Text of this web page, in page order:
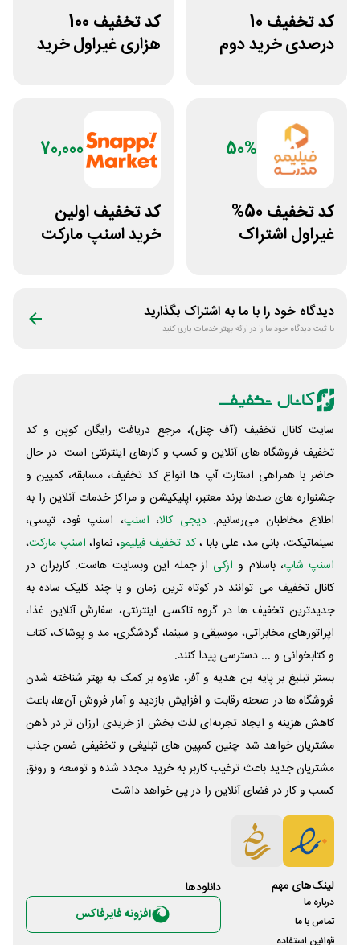
کد تخفیف 10
درصدی خرید دوم
کد تخفیف 100
هزاری غیراول خرید
50%
کد تخفیف 50%
غیراول اشتراک
70,000
کد تخفیف اولین
خرید اسنپ مارکت
دیدگاه خود را با ما به اشتراک بگذارید
با ثبت دیدگاه خود ما را در ارائه بهتر خدمات یاری کنید
سایت کانال تخفیف (آف چنل)، مرجع دریافت رایگان کوپن و کد
تخفیف فروشگاه های آنلاین و کسب و‌ کارهای اینترنتی است. در حال
حاضر با همراهی استارت آپ ها انواع کد تخفیف، مسابقه، کمپین و
جشنواره های صدها برند معتبر، اپلیکیشن و مراکز خدمات آنلاین را به
اطلاع مخاطبان می‌رسانیم. دیجی کالا، اسنپ، اسنپ فود، تپسی،
سینماتیکت، بانی مد، علی‌ بابا ،کد تخفیف فیلیمو، نماوا، اسنپ مارکت،
اسنپ شاپ، باسلام و ازکی از جمله این وبسایت ‌هاست. کاربران در
کانال تخفیف می توانند در کوتاه ترین زمان و با چند کلیک ساده به
جدیدترین تخفیف ها در گروه تاکسی اینترنتی، سفارش آنلاین غذا،
اپراتورهای مخابراتی، موسیقی و سینما، گردشگری، مد و پوشاک، کتاب
و کتابخوانی و ... دسترسی پیدا کنند.
بستر تبلیغ بر پایه بن هدیه و آفر، علاوه بر کمک به بهتر شناخته شدن
فروشگاه ها در صحنه رقابت و افزایش بازدید و آمار فروش آن‌ها، باعث
کاهش هزینه و ایجاد تجربه‌ای لذت بخش از خریدی ارزان تر در ذهن
مشتریان خواهد شد. چنین کمپین های تبلیغی و تخفیفی ضمن جذب
مشتریان جدید باعث ترغیب کاربر به خرید مجدد شده و توسعه و رونق
کسب و کار در فضای آنلاین را در پی خواهد داشت.
لینک‌های مهم
درباره ما
تماس با ما
قوانین استفاده
دانلود‌ها
افزونه فایرفاکس